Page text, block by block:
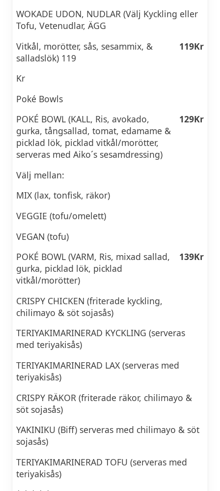
WOKADE UDON, NUDLAR (Välj Kyckling eller
Tofu, Vetenudlar, ÄGG
Vitkål, morötter, sås, sesammix, &
salladslök) 119
119Kr
Kr
Poké Bowls
POKÉ BOWL (KALL, Ris, avokado,
gurka, tångsallad, tomat, edamame &
picklad lök, picklad vitkål/morötter,
serveras med Aiko´s sesamdressing)
129Kr
Välj mellan:
MIX (lax, tonfisk, räkor)
VEGGIE (tofu/omelett)
VEGAN (tofu)
POKÉ BOWL (VARM, Ris, mixad sallad,
gurka, picklad lök, picklad
vitkål/morötter)
139Kr
CRISPY CHICKEN (friterade kyckling,
chilimayo & söt sojasås)
TERIYAKIMARINERAD KYCKLING (serveras
med teriyakisås)
TERIYAKIMARINERAD LAX (serveras med
teriyakisås)
CRISPY RÄKOR (friterade räkor, chilimayo &
söt sojasås)
YAKINIKU (Biff) serveras med chilimayo & söt
sojasås)
TERIYAKIMARINERAD TOFU (serveras med
teriyakisås)